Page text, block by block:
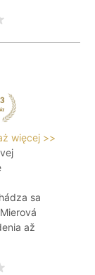
więcej >>
sa
až